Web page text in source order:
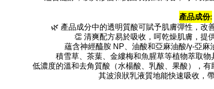
產品成份:
🌿 產品成分中的透明質酸可賦予肌膚彈性，改
👏 清爽配方易於吸收，呵乾燥肌膚，提
蘊含神經醯胺 NP、油酸和亞麻油酸/γ-亞麻
積雪草、茶葉、金縷梅和魚腥草等植物萃取物
低濃度的溫和去角質酸（水楊酸、乳酸、果酸），有
其波浪狀乳液質地能快速吸收，